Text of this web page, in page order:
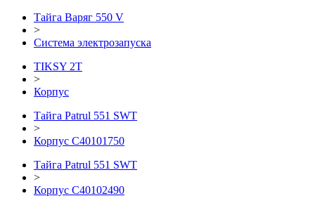
Тайга Варяг 550 V
>
Система электрозапуска
TIKSY 2T
>
Корпус
Тайга Patrul 551 SWT
>
Корпус С40101750
Тайга Patrul 551 SWT
>
Корпус С40102490